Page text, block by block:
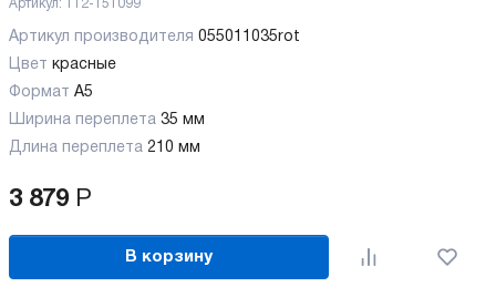
Артикул: 112-151099
Артикул производителя 055011035rot
Цвет красные
Формат A5
Ширина переплета 35 мм
Длина переплета 210 мм
3 879 Р
В корзину